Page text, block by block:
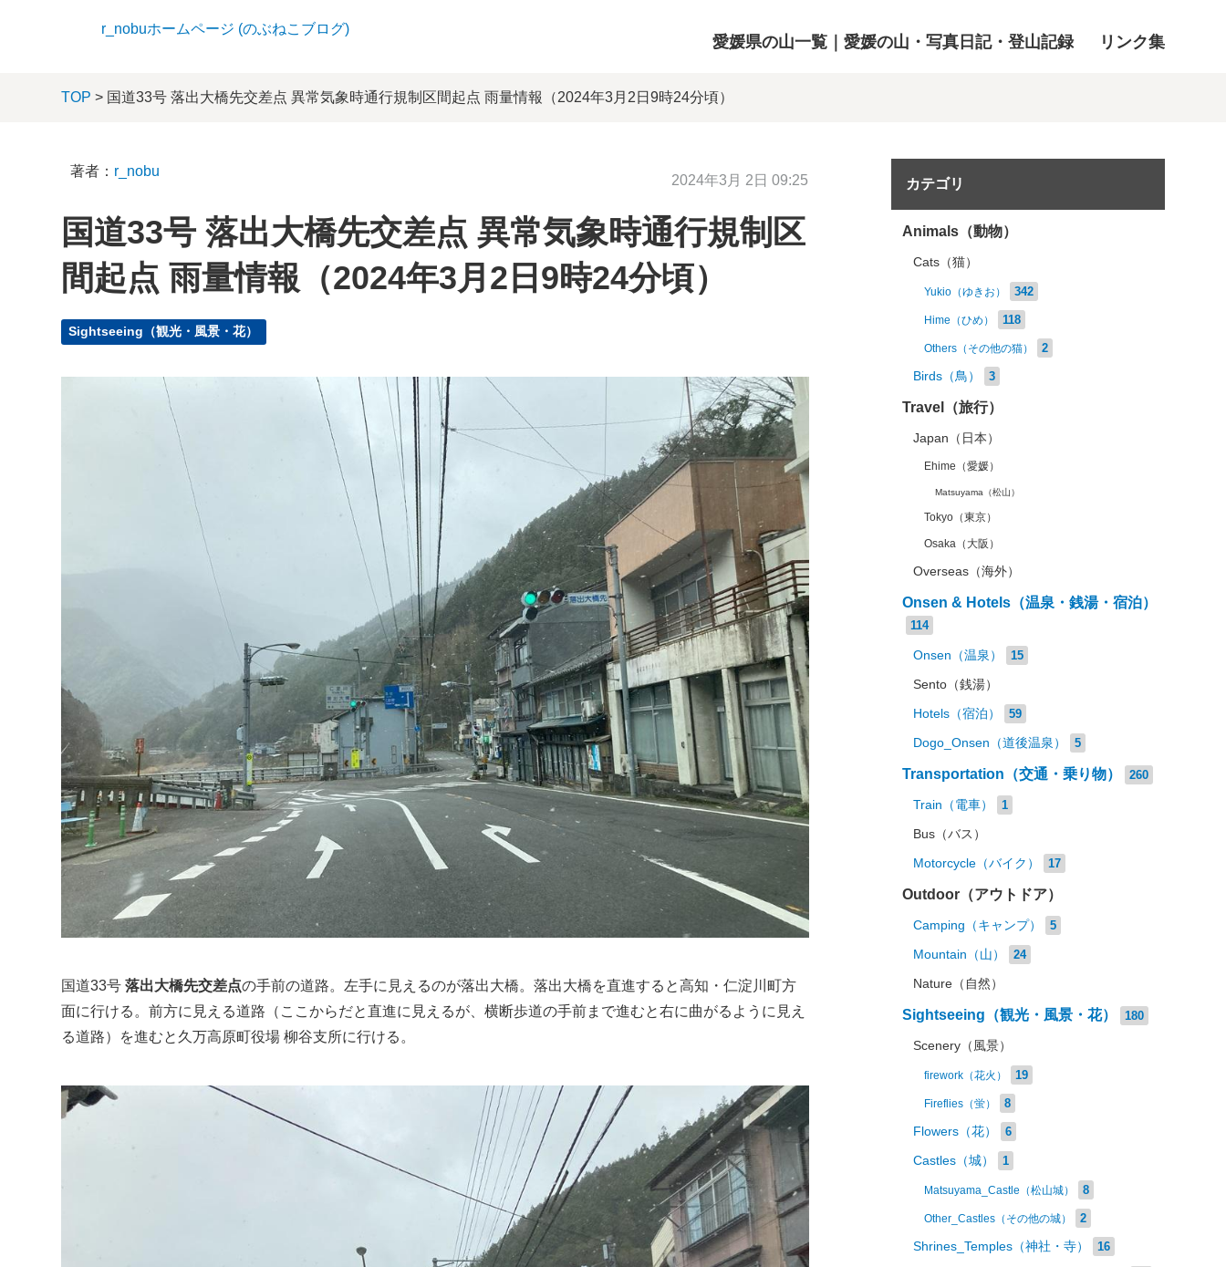
r_nobuホームページ (のぶねこブログ)
愛媛県の山一覧｜愛媛の山・写真日記・登山記録 リンク集
TOP > 国道33号 落出大橋先交差点 異常気象時通行規制区間起点 雨量情報（2024年3月2日9時24分頃）
著者： r_nobu
2024年3月 2日 09:25
国道33号 落出大橋先交差点 異常気象時通行規制区
間起点 雨量情報（2024年3月2日9時24分頃）
Sightseeing（観光・風景・花）
国道33号落出大橋先交差点の手前の道路。左手に見えるのが落出大橋。落出大橋を直進すると高知・仁淀川町方
面に行ける。前方に見える道路（ここからだと直進に見えるが、横断歩道の手前まで進むと右に曲がるように見え
る道路）を進むと久万高原町役場 柳谷支所に行ける。
カテゴリ
Animals（動物）
Cats（猫）
Yukio（ゆきお） 342
Hime（ひめ） 118
Others（その他の猫） 2
Birds（鳥） 3
Travel（旅行）
Japan（日本）
Ehime（愛媛）
Matsuyama（松山）
Tokyo（東京）
Osaka（大阪）
Overseas（海外）
Onsen & Hotels（温泉・銭湯・宿泊）
114
Onsen（温泉） 15
Sento（銭湯）
Hotels（宿泊） 59
Dogo_Onsen（道後温泉） 5
Transportation（交通・乗り物） 260
Train（電車） 1
Bus（バス）
Motorcycle（バイク） 17
Outdoor（アウトドア）
Camping（キャンプ） 5
Mountain（山） 24
Nature（自然）
Sightseeing（観光・風景・花） 180
Scenery（風景）
firework（花火） 19
Fireflies（蛍） 8
Flowers（花） 6
Castles（城） 1
Matsuyama_Castle（松山城） 8
Other_Castles（その他の城） 2
Shrines_Temples（神社・寺） 16